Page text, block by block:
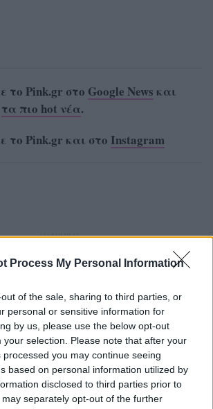
Process My Personal Information
of the sale, sharing to third parties, or
personal or sensitive information for
by us, please use the below opt-out
your selection. Please note that after your
you may continue seeing
based on personal information utilized by
disclosed to third parties prior to
separately opt-out of the further
το Pink.gr στο Google News και
τα πιο hot νέα.
το Pink.gr και στο Instagram
ΔΙΑΦΗΜΙΣΗ